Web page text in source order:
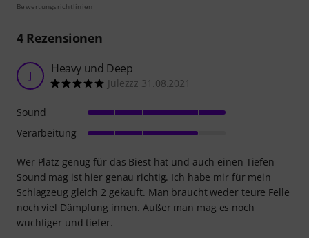
Bewertungsrichtlinien
4Rezensionen
J Heavy und Deep
Julezzz 31.08.2021
Wer Platz genug für das Biest hat und auch einen Tiefen
Sound mag ist hier genau richtig. Ich habe mir für mein
Schlagzeug gleich 2 gekauft. Man braucht weder teure Felle
noch viel Dämpfung innen. Außer man mag es noch
wuchtiger und tiefer.
Sound
Verarbeitung